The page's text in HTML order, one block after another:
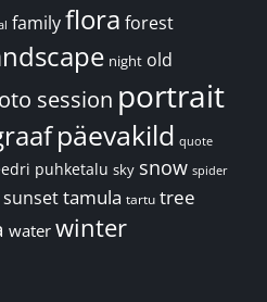
familyflora forest
night old
session portrait
päevakild quote
puhketalu sky snow spider
sunsettamula tartu tree
water winter